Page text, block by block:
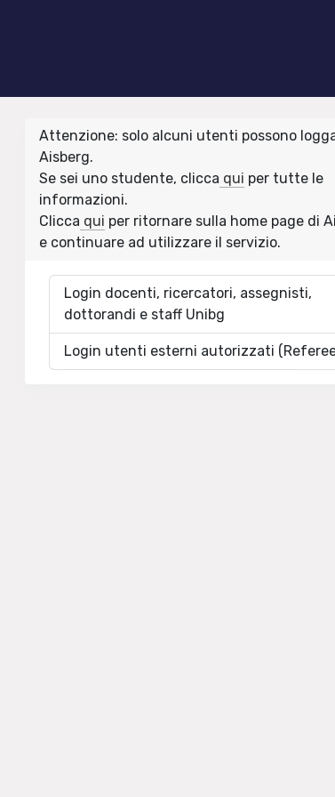
Attenzione: solo alcuni utenti possono
Aisberg.
Se sei uno studente, clicca qui per tutte le
informazioni.
Clicca qui per ritornare sulla home page di
e continuare ad utilizzare il servizio.
Login docenti, ricercatori, assegnisti,
dottorandi e staff Unibg
Login utenti esterni autorizzati